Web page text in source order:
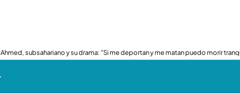
Ahmed, subsahariano y su drama: "Si me deportan y me matan puedo morir